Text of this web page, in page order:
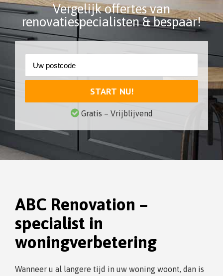
Vergelijk offertes van
renovatiespecialisten & bespaar!
START NU!
Gratis – Vrijblijvend
ABC Renovation –
specialist in
woningverbetering
Wanneer u al langere tijd in uw woning woont, dan is